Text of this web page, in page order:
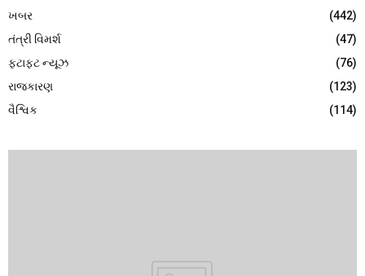
ખબર
(442)
તંત્રી વિમર્શ
(47)
ફટાફટ ન્યૂઝ
(76)
રાજકારણ
(123)
વૈશ્વિક
(114)